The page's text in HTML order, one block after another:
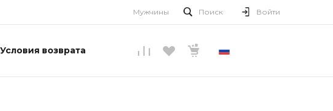
Мужчины Поиск Войти
Условия возврата